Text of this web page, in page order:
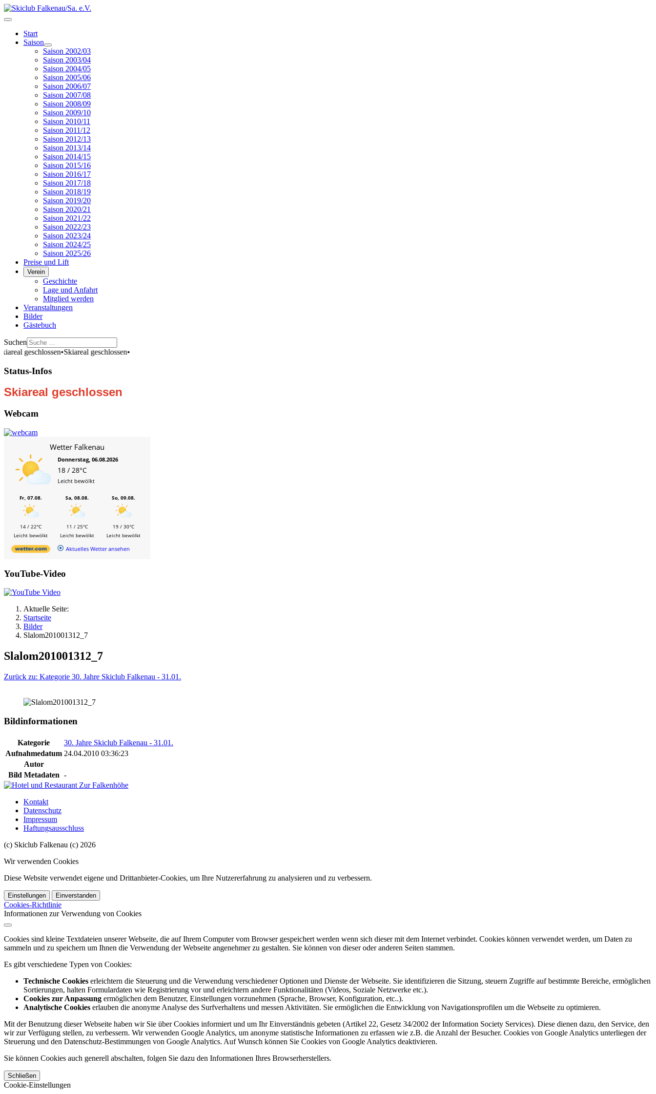
Start
Saison
Saison 2002/03
Saison 2003/04
Saison 2004/05
Saison 2005/06
Saison 2006/07
Saison 2007/08
Saison 2008/09
Saison 2009/10
Saison 2010/11
Saison 2011/12
Saison 2012/13
Saison 2013/14
Saison 2014/15
Saison 2015/16
Saison 2016/17
Saison 2017/18
Saison 2018/19
Saison 2019/20
Saison 2020/21
Saison 2021/22
Saison 2022/23
Saison 2023/24
Saison 2024/25
Saison 2025/26
Preise und Lift
Verein
Geschichte
Lage und Anfahrt
Mitglied werden
Veranstaltungen
Bilder
Gästebuch
Suchen
geschlossen•Skiareal geschlossen•
Status-Infos
Skiareal geschlossen
Webcam
Wetter Falkenau
Donnerstag, 06.08.2026
18 / 28°C
Leicht bewölkt
Fr, 07.08.
14 / 22°C
Leicht bewölkt
Sa, 08.08.
11 / 25°C
Leicht bewölkt
So, 09.08.
19 / 30°C
Leicht bewölkt
Aktuelles Wetter ansehen
YouTube-Video
Aktuelle Seite:
Startseite
Bilder
Slalom201001312_7
Slalom201001312_7
Zurück zu: Kategorie 30. Jahre Skiclub Falkenau - 31.01.
Bildinformationen
Kategorie
30. Jahre Skiclub Falkenau - 31.01.
Aufnahmedatum 24.04.2010 03:36:23
Autor
Bild Metadaten -
Kontakt
Datenschutz
Impressum
Haftungsausschluss
(c) Skiclub Falkenau (c) 2026
Wir verwenden Cookies
Diese Website verwendet eigene und Drittanbieter-Cookies, um Ihre Nutzererfahrung zu analysieren und zu verbessern.
Einstellungen Einverstanden
Cookies-Richtlinie
Informationen zur Verwendung von Cookies
Cookies sind kleine Textdateien unserer Webseite, die auf Ihrem Computer vom Browser gespeichert werden wenn sich dieser mit dem Internet verbindet. Cookies können verwendet werden, um Daten zu
sammeln und zu speichern um Ihnen die Verwendung der Webseite angenehmer zu gestalten. Sie können von dieser oder anderen Seiten stammen.
Es gibt verschiedene Typen von Cookies:
Technische Cookies erleichtern die Steuerung und die Verwendung verschiedener Optionen und Dienste der Webseite. Sie identifizieren die Sitzung, steuern Zugriffe auf bestimmte Bereiche, ermöglichen
Sortierungen, halten Formulardaten wie Registrierung vor und erleichtern andere Funktionalitäten (Videos, Soziale Netzwerke etc.).
Cookies zur Anpassung ermöglichen dem Benutzer, Einstellungen vorzunehmen (Sprache, Browser, Konfiguration, etc..).
Analytische Cookies erlauben die anonyme Analyse des Surfverhaltens und messen Aktivitäten. Sie ermöglichen die Entwicklung von Navigationsprofilen um die Webseite zu optimieren.
Mit der Benutzung dieser Webseite haben wir Sie über Cookies informiert und um Ihr Einverständnis gebeten (Artikel 22, Gesetz 34/2002 der Information Society Services). Diese dienen dazu, den Service, den
wir zur Verfügung stellen, zu verbessern. Wir verwenden Google Analytics, um anonyme statistische Informationen zu erfassen wie z.B. die Anzahl der Besucher. Cookies von Google Analytics unterliegen der
Steuerung und den Datenschutz-Bestimmungen von Google Analytics. Auf Wunsch können Sie Cookies von Google Analytics deaktivieren.
Sie können Cookies auch generell abschalten, folgen Sie dazu den Informationen Ihres Browserherstellers.
Schließen
Cookie-Einstellungen